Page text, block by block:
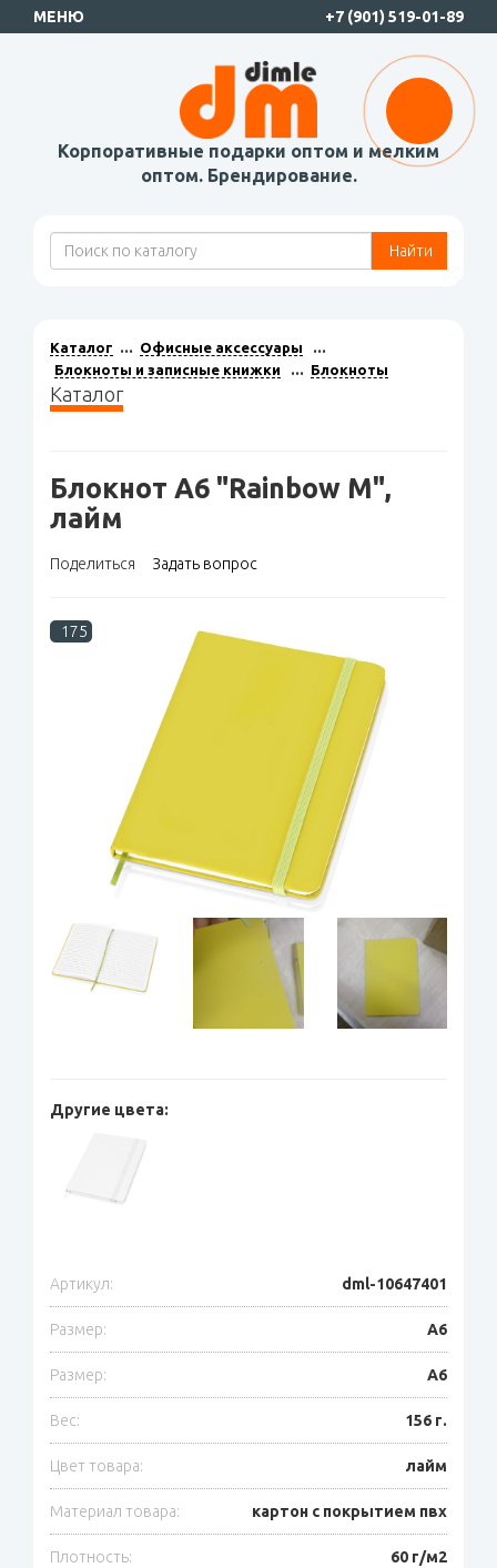
МЕНЮ +7 (901) 519-01-89
Корпоративные подарки оптом и мелким
оптом. Брендирование.
Найти
Каталог
Офисные аксессуары
Блокноты и записные книжки
Блокноты
Каталог
Блокнот А6 "Rainbow M",
лайм
Поделиться Задать вопрос
175
Другие цвета:
Артикул: dml-10647401
Размер: A6
Размер: A6
Вес: 156 г.
Цвет товара: лайм
Материал товара: картон с покрытием пвх
Плотность: 60 г/м2